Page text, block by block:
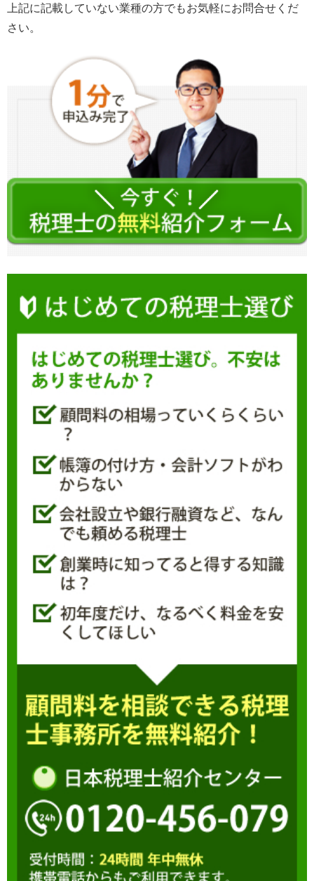
上記に記載していない業種の方でもお気軽にお問合せくだ
さい。